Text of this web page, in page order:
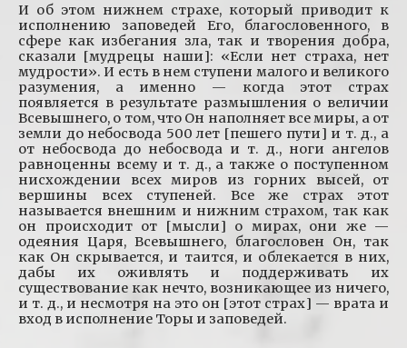
И об этом нижнем страхе, который приводит к
исполнению заповедей Его, благословенного, в
сфере как избегания зла, так и творения добра,
сказали [мудрецы наши]: «Если нет страха, нет
мудрости». И есть в нем ступени малого и великого
разумения, а именно — когда этот страх
появляется в результате размышления о величии
Всевышнего, о том, что Он наполняет все миры, а от
земли до небосвода 500 лет [пешего пути] и т. д., а
от небосвода до небосвода и т. д., ноги ангелов
равноценны всему и т. д., а также о поступенном
нисхождении всех миров из горних высей, от
вершины всех ступеней. Все же страх этот
называется внешним и нижним страхом, так как
он происходит от [мысли] о мирах, они же —
одеяния Царя, Всевышнего, благословен Он, так
как Он скрывается, и таится, и облекается в них,
дабы их оживлять и поддерживать их
существование как нечто, возникающее из ничего,
и т. д., и несмотря на это он [этот страх] — врата и
вход в исполнение Торы и заповедей.